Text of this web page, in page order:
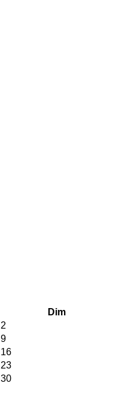
Dim
2
9
16
23
30